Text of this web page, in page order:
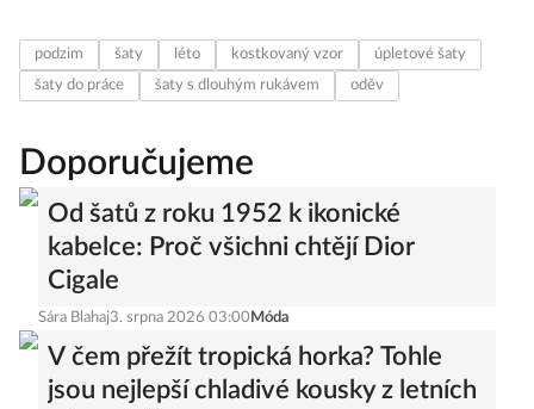
podzim šaty léto kostkovaný vzor
úpletové šaty
šaty do práce
šaty s dlouhým rukávem oděv
Doporučujeme
Od šatů z roku 1952 k ikonické
kabelce: Proč všichni chtějí Dior
Cigale
Sára Blahaj3. srpna 2026 03:00 Móda
V čem přežít tropická horka? Tohle
jsou nejlepší chladivé kousky z letních